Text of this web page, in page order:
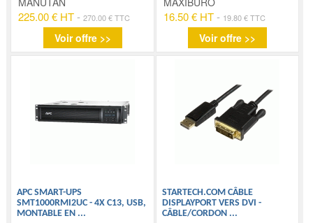
225.00 € HT -270.00 € TTC
Voir offre >>
16.50 € HT- 19.80 € TTC
Voir offre >>
APC SMART-UPS
SMT1000RMI2UC - 4X C13, USB,
MONTABLE EN ...
STARTECH.COM CÂBLE
DISPLAYPORT VERS DVI -
CÂBLE/CORDON ...